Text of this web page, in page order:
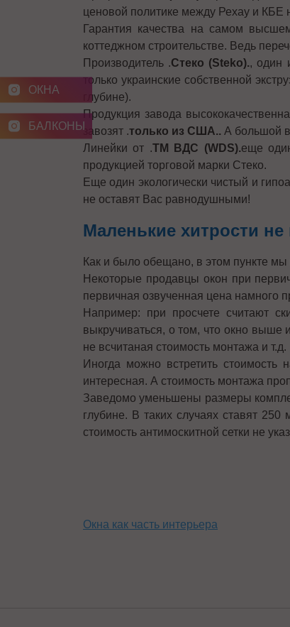
ОКНА
БАЛКОНЫ
ценовой политике между Рехау и КБЕ
Гарантия качества на самом
коттеджном строительстве. Ведь
Производитель .Стеко (Steko)., один
только украинские собственной
глубине).
Продукция завода
завозят .только из США.. А большой
Линейки от .ТМ ВДС (WDS).еще
продукцией торговой марки Стеко.
Еще один экологически чистый и
не оставят Вас равнодушными!
Маленькие хитрости
Как и было обещано, в этом пункте
Некоторые продавцы окон при
первичная озвученная цена намного
Например: при просчете считают
выкручиваться, о том, что окно выше
не всчитаная стоимость монтажа и т.д.
Иногда можно встретить
интересная. А стоимость монтажа
Заведомо уменьшены размеры
глубине. В таких случаях ставят
стоимость антимоскитной сетки не
Окна как часть интерьера